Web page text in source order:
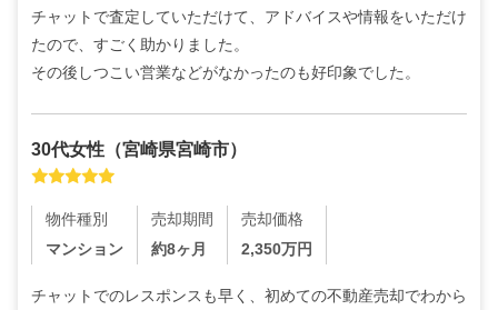
チャットで査定していただけて、アドバイスや情報をいただけ
たので、すごく助かりました。
その後しつこい営業などがなかったのも好印象でした。
30代女性 （宮崎県宮崎市）
物件種別
マンション
売却期間
約8ヶ月
売却価格
2,350万円
チャットでのレスポンスも早く、初めての不動産売却でわから